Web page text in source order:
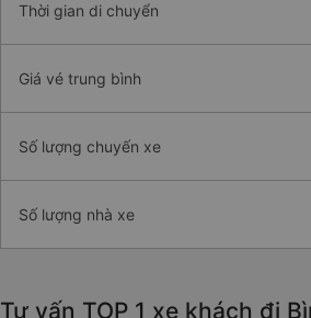
Thời gian di chuyển
Giá vé trung bình
Số lượng chuyến xe
Số lượng nhà xe
Tư vấn TOP 1 xe khách đi